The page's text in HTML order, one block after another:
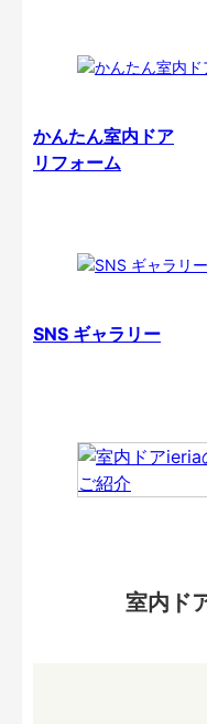
かんたん室内ドア
リフォーム
SNS ギャラリー
室内ド